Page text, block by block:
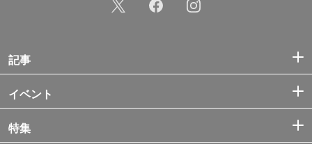
記事
イベント
特集